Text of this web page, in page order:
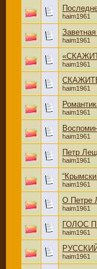
haim1961
haim1961
haim1961
haim1961
haim1961
haim1961
Петр
haim1961
haim1961
О Петре
haim1961
ГОЛОС
haim1961
haim1961